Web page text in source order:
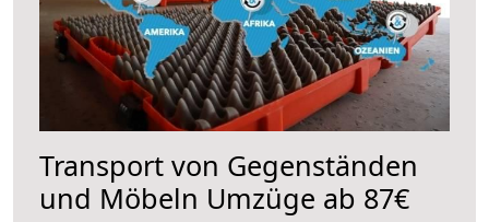
Transport von Gegenständen
und Möbeln Umzüge ab 87€